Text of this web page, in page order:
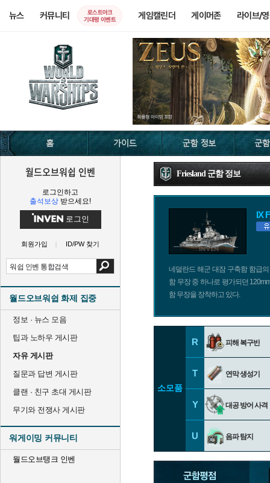
뉴스 커뮤니티
로스트아크
기대평 이벤트
게임캘린더 게이머존 라이브/
월드오브워쉽 인벤
로그인하고
출석보상 받으세요!
로그인
회원가입 ID/PW 찾기
월드오브워쉽 화제 집중
정보 · 뉴스 모음
팁과 노하우 게시판
자유 게시판
질문과 답변 게시판
클랜 · 친구 초대 게시판
무기와 전쟁사 게시판
워게이밍 커뮤니티
월드오브탱크 인벤
Friesland 군함 정보
IX
네덜란드 해군 대잠 구축함 함급
함 무장 중 하나로 평가되던
함 무장을 장착하고 있다.
소모품
R 피해 복구반
T 연막 생성기
Y 대공 방어 사격
U 음파 탐지